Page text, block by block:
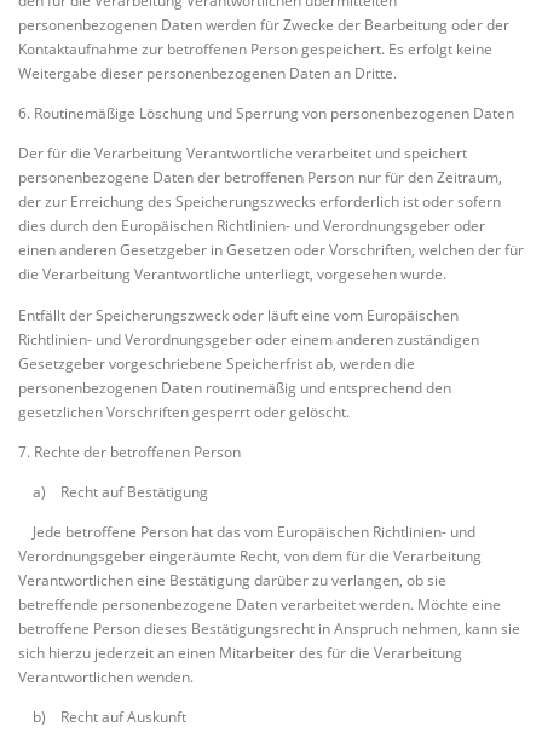
personenbezogenen Daten werden für Zwecke der Bearbeitung oder der
Kontaktaufnahme zur betroffenen Person gespeichert. Es erfolgt keine
Weitergabe dieser personenbezogenen Daten an Dritte.
6. Routinemäßige Löschung und Sperrung von personenbezogenen Daten
Der für die Verarbeitung Verantwortliche verarbeitet und speichert
personenbezogene Daten der betroffenen Person nur für den Zeitraum,
der zur Erreichung des Speicherungszwecks erforderlich ist oder sofern
dies durch den Europäischen Richtlinien- und Verordnungsgeber oder
einen anderen Gesetzgeber in Gesetzen oder Vorschriften, welchen der für
die Verarbeitung Verantwortliche unterliegt, vorgesehen wurde.
Entfällt der Speicherungszweck oder läuft eine vom Europäischen
Richtlinien- und Verordnungsgeber oder einem anderen zuständigen
Gesetzgeber vorgeschriebene Speicherfrist ab, werden die
personenbezogenen Daten routinemäßig und entsprechend den
gesetzlichen Vorschriften gesperrt oder gelöscht.
7. Rechte der betroffenen Person
a) Recht auf Bestätigung
Jede betroffene Person hat das vom Europäischen Richtlinien- und
Verordnungsgeber eingeräumte Recht, von dem für die Verarbeitung
Verantwortlichen eine Bestätigung darüber zu verlangen, ob sie
betreffende personenbezogene Daten verarbeitet werden. Möchte eine
betroffene Person dieses Bestätigungsrecht in Anspruch nehmen, kann sie
sich hierzu jederzeit an einen Mitarbeiter des für die Verarbeitung
Verantwortlichen wenden.
b) Recht auf Auskunft